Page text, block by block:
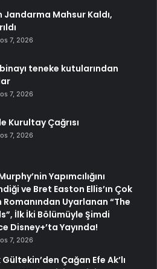
Jandarma Mahsur Kaldı,
7, 2026
teneke kutularından
7, 2026
Kurultay Çağrısı
7, 2026
Yapımcılığını
ve Bret Easton Ellis’ın Çok
Romanından Uyarlanan “The
İlk İki Bölümüyle Şimdi
Disney+’ta Yayında!
7, 2026
Çağan Efe Ak’lı